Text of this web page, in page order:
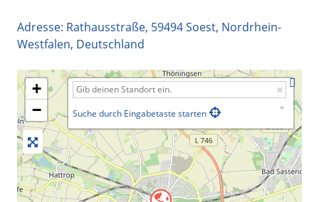
Adresse: Rathausstraße, 59494Soest, Nordrhein-
Westfalen, Deutschland
+
−
Suche durch Eingabetaste starten